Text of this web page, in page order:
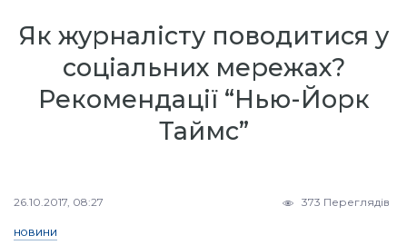
Як журналісту поводитися у
соціальних мережах?
Рекомендації “Нью-Йорк
Таймс”
26.10.2017, 08:27 373 Переглядів
НОВИНИ